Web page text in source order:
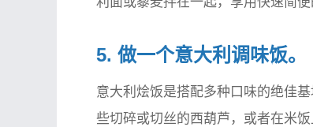
5. 做一个意大利调味饭。
意大利烩饭是搭配多种口味的绝佳
些切碎或切丝的西葫芦，或者在米